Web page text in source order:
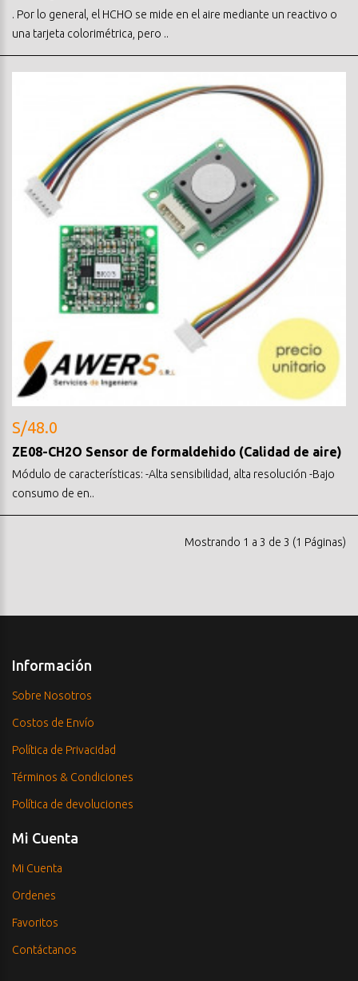
. Por lo general, el HCHO se mide en el aire mediante un reactivo o
una tarjeta colorimétrica, pero ..
S/48.0
ZE08-CH2O Sensor de formaldehido (Calidad de aire)
Módulo de características: -Alta sensibilidad, alta resolución -Bajo
consumo de en..
Mostrando 1 a 3 de 3 (1 Páginas)
Información
Sobre Nosotros
Costos de Envío
Política de Privacidad
Términos & Condiciones
Política de devoluciones
Mi Cuenta
Mi Cuenta
Ordenes
Favoritos
Contáctanos